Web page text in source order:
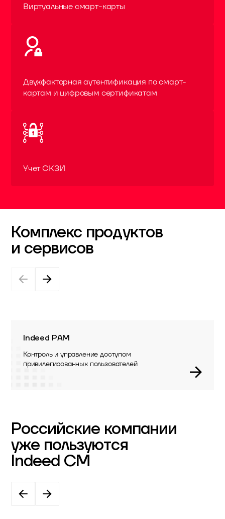
Виртуальные смарт-карты
Двухфакторная аутентификация по смарт-
картам и цифровым сертификатам
Учет СКЗИ
Комплекс продуктов
и сервисов
Indeed PAM
Контроль и управление доступом
привилегированных пользователей
Российские компании
уже пользуются
Indeed CM